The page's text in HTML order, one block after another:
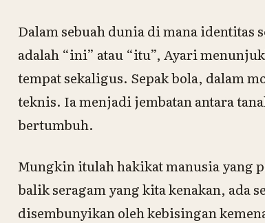
Dalam sebuah dunia di mana
adalah “ini” atau “itu”, Ayari
tempat sekaligus. Sepak bola, dalam
teknis. Ia menjadi jembatan antara
bertumbuh.
Mungkin itulah hakikat manusia yang
balik seragam yang kita kenakan, ada
disembunyikan oleh kebisingan